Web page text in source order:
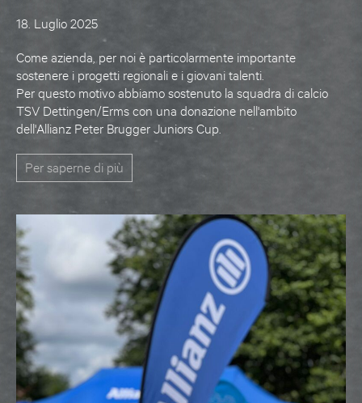
18. Luglio 2025
Come azienda, per noi è particolarmente importante
sostenere i progetti regionali e i giovani talenti.
Per questo motivo abbiamo sostenuto la squadra di calcio
TSV Dettingen/Erms con una donazione nell'ambito
dell'Allianz Peter Brugger Juniors Cup.
Per saperne di più